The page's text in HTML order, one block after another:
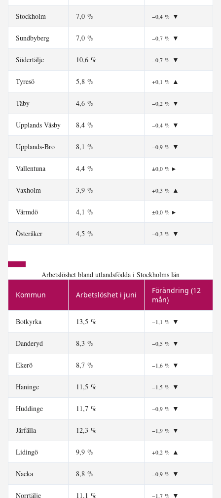
Stockholm 7,0 % −0,4 % ▼
Sundbyberg 7,0 % −0,7 % ▼
Södertälje 10,6 % −0,7 % ▼
Tyresö 5,8 % +0,1 % ▲
Täby 4,6 % −0,2 % ▼
Upplands Väsby 8,4 % −0,4 % ▼
Upplands-Bro 8,1 % −0,9 % ▼
Vallentuna 4,4 % ±0,0 % ▸
Vaxholm 3,9 % +0,3 % ▲
Värmdö 4,1 % ±0,0 % ▸
Österåker 4,5 % −0,3 % ▼
Arbetslöshet bland utlandsfödda i Stockholms län
Kommun Arbetslöshet i juni
Förändring (12
mån)
Botkyrka 13,5 % −1,1 % ▼
Danderyd 8,3 % −0,5 % ▼
Ekerö 8,7 % −1,6 % ▼
Haninge 11,5 % −1,5 % ▼
Huddinge 11,7 % −0,9 % ▼
Järfälla 12,3 % −1,9 % ▼
Lidingö 9,9 % +0,2 % ▲
Nacka 8,8 % −0,9 % ▼
Norrtälje 11,1 % −1,7 % ▼